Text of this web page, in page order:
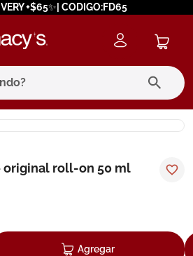
+$65✨| CODIGO:FD65
original roll-on 50 ml
Agregar